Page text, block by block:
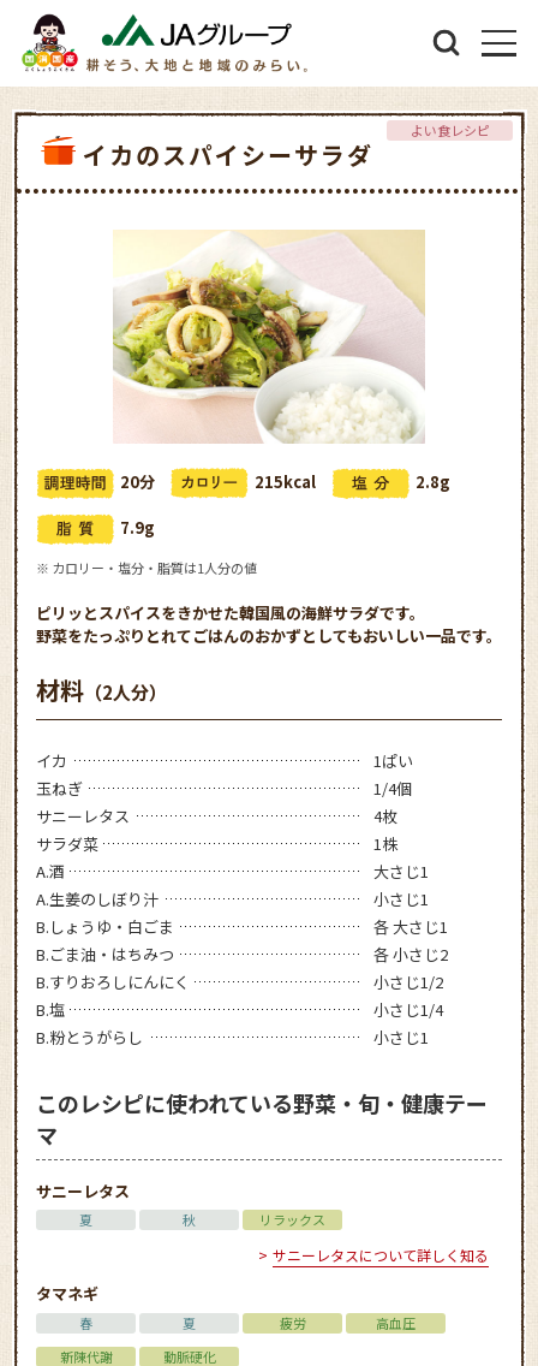
イカのスパイシーサラダ
よい食レシピ
20分 215kcal
2.8g
7.9g
※ カロリー・塩分・脂質は1人分の値
ピリッとスパイスをきかせた韓国風の海鮮サラダです。
野菜をたっぷりとれてごはんのおかずとしてもおいしい一品です。
材料 （2人分）
イカ
1ぱい
玉ねぎ
1/4個
サニーレタス
4枚
サラダ菜
1株
A.酒
大さじ1
A.生姜のしぼり汁
小さじ1
B.しょうゆ・白ごま
各 大さじ1
B.ごま油・はちみつ
各 小さじ2
B.すりおろしにんにく
小さじ1/2
B.塩
小さじ1/4
B.粉とうがらし
小さじ1
このレシピに使われている野菜・旬・健康テー
マ
サニーレタス
夏 秋 リラックス
サニーレタスについて詳しく知る
タマネギ
春 夏 疲労
高血圧
新陳代謝
動脈硬化